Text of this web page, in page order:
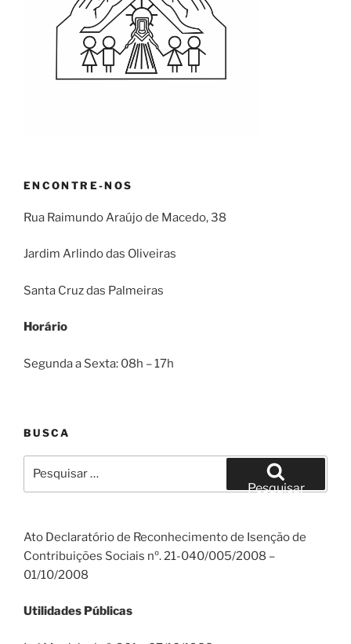
ENCONTRE-NOS
Rua Raimundo Araújo de Macedo, 38
Jardim Arlindo das Oliveiras
Santa Cruz das Palmeiras
Horário
Segunda a Sexta: 08h – 17h
BUSCA
por:
Pesquisar
Ato Declaratório de Reconhecimento de Isenção de
Contribuições Sociais nº. 21-040/005/2008 –
01/10/2008
Utilidades Públicas